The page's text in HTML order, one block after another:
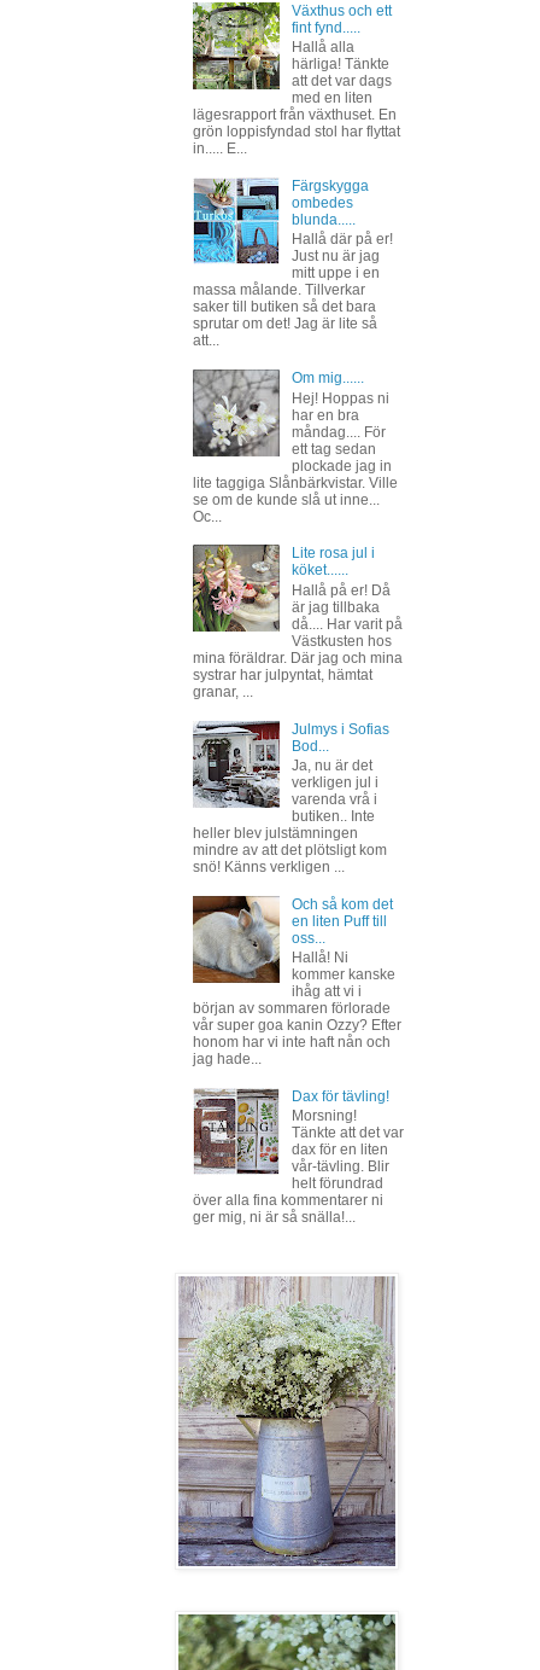
Växthus och ett
fint fynd.....
Hallå alla
härliga! Tänkte
att det var dags
med en liten
lägesrapport från växthuset. En
grön loppisfyndad stol har flyttat
in..... E...
Färgskygga
ombedes
blunda.....
Hallå där på er!
Just nu är jag
mitt uppe i en
massa målande. Tillverkar
saker till butiken så det bara
sprutar om det! Jag är lite så
att...
Om mig......
Hej! Hoppas ni
har en bra
måndag.... För
ett tag sedan
plockade jag in
lite taggiga Slånbärkvistar. Ville
se om de kunde slå ut inne...
Oc...
Lite rosa jul i
köket......
Hallå på er! Då
är jag tillbaka
då.... Har varit på
Västkusten hos
mina föräldrar. Där jag och mina
systrar har julpyntat, hämtat
granar, ...
Julmys i Sofias
Bod...
Ja, nu är det
verkligen jul i
varenda vrå i
butiken.. Inte
heller blev julstämningen
mindre av att det plötsligt kom
snö! Känns verkligen ...
Och så kom det
en liten Puff till
oss...
Hallå! Ni
kommer kanske
ihåg att vi i
början av sommaren förlorade
vår super goa kanin Ozzy? Efter
honom har vi inte haft nån och
jag hade...
Dax för tävling!
Morsning!
Tänkte att det var
dax för en liten
vår-tävling. Blir
helt förundrad
över alla fina kommentarer ni
ger mig, ni är så snälla!...